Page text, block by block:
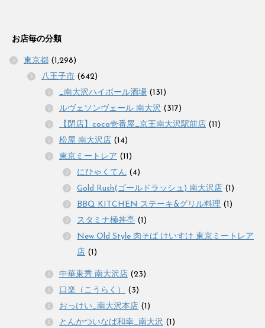
お店毎の分類
東京都 (1,298)
八王子市 (642)
_南大沢ハイボール酒場 (131)
ルヴェソンヴェール 南大沢 (317)
【閉店】coco壱番屋_京王南大沢駅前店 (11)
松屋 南大沢店 (14)
東京ミートレア (11)
にひゃくてん (4)
Gold Rush(ゴールドラッシュ) 南大沢店 (1)
BBQ KITCHEN ステーキ&グリル料理 (1)
スタミナ極丼亭 (1)
New Old Style 肉そば けいすけ 東京ミートレア
店 (1)
中華東秀 南大沢店 (23)
口楽（こうらく）
(3)
おっけい_南大沢本店 (1)
とんかついなば和幸_南大沢 (1)